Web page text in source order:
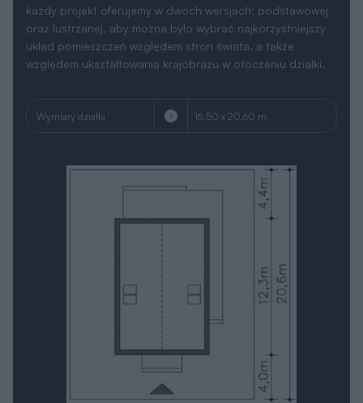
każdy projekt oferujemy w dwóch wersjach: podstawowej
oraz lustrzanej, aby można było wybrać najkorzystniejszy
układ pomieszczeń względem stron świata, a także
względem ukształtowania krajobrazu w otoczeniu działki.
Wymiary działki 16.50 x 20.60 m